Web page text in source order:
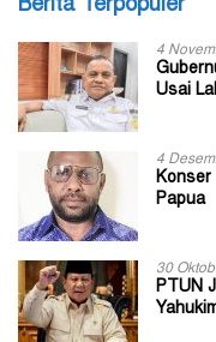
Berita Terpopuler
4
Usai
4
Konser
Papua
30
PTUN